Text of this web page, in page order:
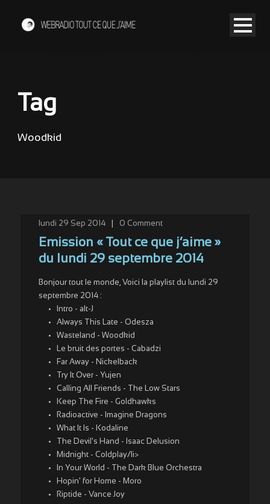
Tag
Woodkid
lundi 29 Sep 2014 0 Comment
Emission « Tout ce que j’aime »
du lundi 29 septembre 2014
Bonjour tout le monde, Voici la playlist du lundi 29
septembre 2014 :
Intro - alt-J
Always This Late - Odesza
Wasteland - Woodkid
Le bruit des portes - Cabadzi
Far Away - Nickelback
Try It Over - Yujen
Calling All Friends - The Low Stars
Keep The Fire - Goldhawks
Radioactive - Imagine Dragons
What It Is - Kodaline
The Devil's Hand - Isaac Delusion
Midnight - Coldplay/li>
In Your World - The Dark Blue Orchestra
Hopin' for Home - Moro
Riptide - Vance Joy